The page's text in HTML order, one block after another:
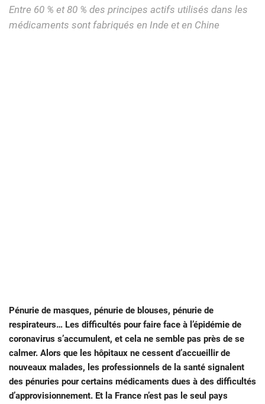
Entre 60 % et 80 % des principes actifs utilisés dans les
médicaments sont fabriqués en Inde et en Chine
Pénurie de masques, pénurie de blouses, pénurie de
respirateurs… Les difficultés pour faire face à l’épidémie de
coronavirus s’accumulent, et cela ne semble pas près de se
calmer. Alors que les hôpitaux ne cessent d’accueillir de
nouveaux malades, les professionnels de la santé signalent
des pénuries pour certains médicaments dues à des difficultés
d’approvisionnement. Et la France n’est pas le seul pays